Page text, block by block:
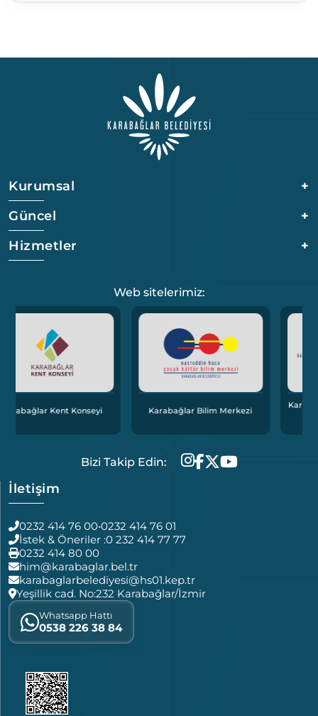
Kurumsal
+
Güncel
+
Hizmetler
+
Web sitelerimiz:
Karabağlar Bilim Merkezi
Karabağlar Bölgesel İstihdam
Ofisi
Bizi Takip Edin:
İletişim
0232 414 76 00•0232 414 76 01
İstek & Öneriler :0 232 414 77 77
0232 414 80 00
him@karabaglar.bel.tr
karabaglarbelediyesi@hs01.kep.tr
Yeşillik cad. No:232 Karabağlar/İzmir
Whatsapp Hattı
0538 226 38 84